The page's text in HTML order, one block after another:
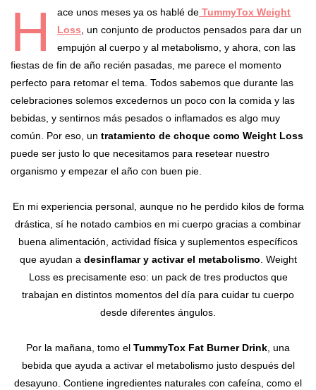
H ace unos meses ya os hablé de TummyTox Weight
Loss, un conjunto de productos pensados para dar un
empujón al cuerpo y al metabolismo, y ahora, con las
fiestas de fin de año recién pasadas, me parece el momento
perfecto para retomar el tema. Todos sabemos que durante las
celebraciones solemos excedernos un poco con la comida y las
bebidas, y sentirnos más pesados o inflamados es algo muy
común. Por eso, un tratamiento de choque como Weight Loss
puede ser justo lo que necesitamos para resetear nuestro
organismo y empezar el año con buen pie.
En mi experiencia personal, aunque no he perdido kilos de forma
drástica, sí he notado cambios en mi cuerpo gracias a combinar
buena alimentación, actividad física y suplementos específicos
que ayudan a desinflamar y activar el metabolismo. Weight
Loss es precisamente eso: un pack de tres productos que
trabajan en distintos momentos del día para cuidar tu cuerpo
desde diferentes ángulos.
Por la mañana, tomo el TummyTox Fat Burner Drink, una
bebida que ayuda a activar el metabolismo justo después del
desayuno. Contiene ingredientes naturales con cafeína, como el